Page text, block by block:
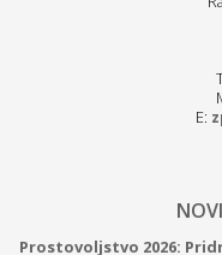
E:
Prostovoljstvo 2026: